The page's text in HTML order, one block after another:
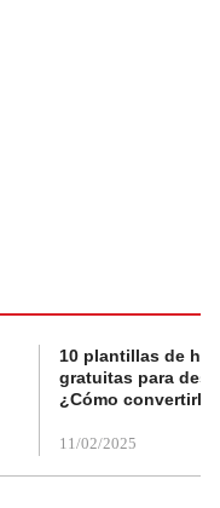
10 plantillas de
gratuitas para
¿Cómo convertirla
11/02/2025